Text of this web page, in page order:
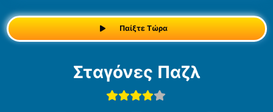
Παίξτε Τώρα
Σταγόνες Παζλ